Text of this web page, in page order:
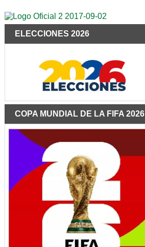
ELECCIONES 2026
COPA MUNDIAL DE LA FIFA 2026